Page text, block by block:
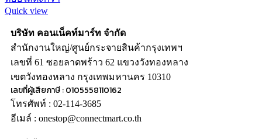
Quick view
บริษัท คอนเน็คท์มาร์ท จำกัด
สำนักงานใหญ่/ศูนย์กระจายสินค้ากรุงเทพฯ
เลขที่ 61 ซอยลาดพร้าว 62 แขวงวังทองหลาง
เขตวังทองหลาง กรุงเทพมหานคร 10310
เลขที่ผู้เสียภาษี : 0105558110162
โทรศัพท์ : 02-114-3685
อีเมล์ : onestop@connectmart.co.th